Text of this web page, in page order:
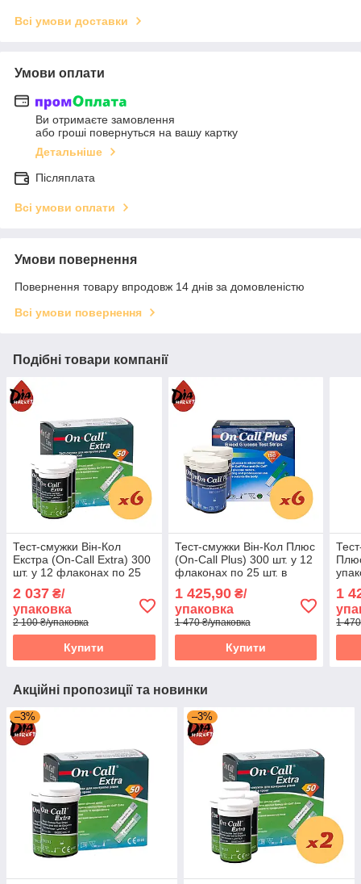
Всі умови доставки
Умови оплати
Ви отримаєте замовлення
або гроші повернуться на вашу картку
Детальніше
Післяплата
Всі умови оплати
Умови повернення
Повернення товару впродовж 14 днів за домовленістю
Всі умови повернення
Подібні товари компанії
Тест-смужки Він-Кол
Екстра (On-Call Extra) 300
шт. у 12 флаконах по 25
2 037 ₴/
упаковка
2 100 ₴/упаковка
Купити
Тест-смужки Він-Кол Плюс
(On-Call Plus) 300 шт. у 12
флаконах по 25 шт. в
1 425,90₴/
упаковка
1 470 ₴/упаковка
Купити
1
1
Акційні пропозиції та новинки
–3% –3%